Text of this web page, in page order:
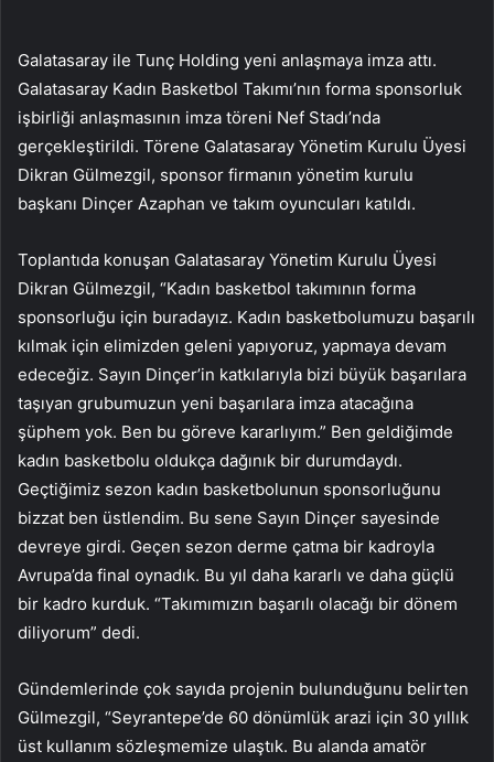
Galatasaray ile Tunç Holding yeni anlaşmaya imza attı.
Galatasaray Kadın Basketbol Takımı’nın forma sponsorluk
işbirliği anlaşmasının imza töreni Nef Stadı’nda
gerçekleştirildi. Törene Galatasaray Yönetim Kurulu Üyesi
Dikran Gülmezgil, sponsor firmanın yönetim kurulu
başkanı Dinçer Azaphan ve takım oyuncuları katıldı.
Toplantıda konuşan Galatasaray Yönetim Kurulu Üyesi
Dikran Gülmezgil, “Kadın basketbol takımının forma
sponsorluğu için buradayız. Kadın basketbolumuzu başarılı
kılmak için elimizden geleni yapıyoruz, yapmaya devam
edeceğiz. Sayın Dinçer’in katkılarıyla bizi büyük başarılara
taşıyan grubumuzun yeni başarılara imza atacağına
şüphem yok. Ben bu göreve kararlıyım.” Ben geldiğimde
kadın basketbolu oldukça dağınık bir durumdaydı.
Geçtiğimiz sezon kadın basketbolunun sponsorluğunu
bizzat ben üstlendim. Bu sene Sayın Dinçer sayesinde
devreye girdi. Geçen sezon derme çatma bir kadroyla
Avrupa’da final oynadık. Bu yıl daha kararlı ve daha güçlü
bir kadro kurduk. “Takımımızın başarılı olacağı bir dönem
diliyorum” dedi.
Gündemlerinde çok sayıda projenin bulunduğunu belirten
Gülmezgil, “Seyrantepe’de 60 dönümlük arazi için 30 yıllık
üst kullanım sözleşmemize ulaştık. Bu alanda amatör